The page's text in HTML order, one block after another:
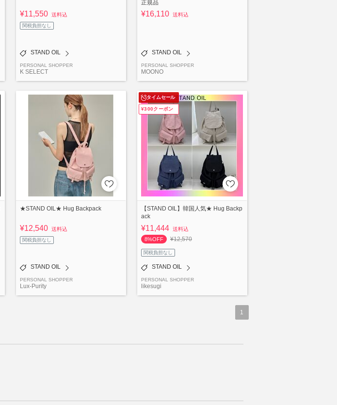
¥11,550 送料込
関税負担なし
STAND OIL
PERSONAL SHOPPER
K SELECT
正規品
¥16,110 送料込
STAND OIL
PERSONAL SHOPPER
MOONO
★STAND OIL★ Hug Backpack
¥12,540 送料込
関税負担なし
STAND OIL
PERSONAL SHOPPER
Lux-Purity
タイムセール
¥300クーポン
【STAND OIL】韓国人気★ Hug Backp
ack
¥11,444 送料込
8%OFF
¥12,570
関税負担なし
STAND OIL
PERSONAL SHOPPER
likesugi
1